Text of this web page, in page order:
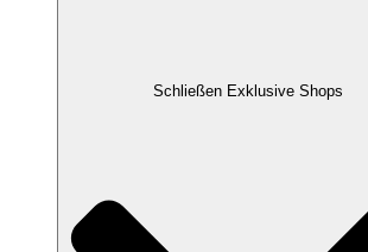
Schließen Exklusive Shops